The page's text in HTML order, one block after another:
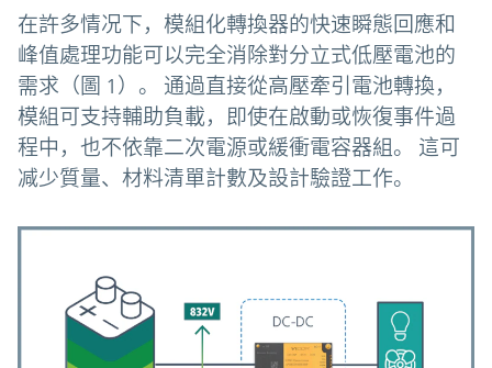
在許多情况下，模組化轉換器的快速瞬態回應和
峰值處理功能可以完全消除對分立式低壓電池的
需求（圖 1）。 通過直接從高壓牽引電池轉換，
模組可支持輔助負載，即使在啟動或恢復事件過
程中，也不依靠二次電源或緩衝電容器組。 這可
减少質量、材料清單計數及設計驗證工作。